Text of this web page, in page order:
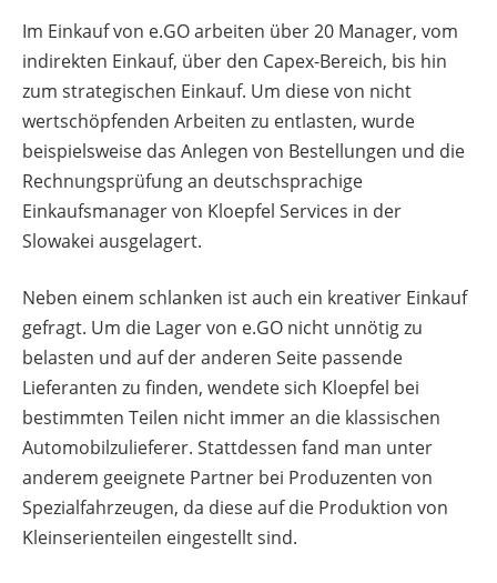
Im Einkauf von e.GO arbeiten über 20 Manager, vom
indirekten Einkauf, über den Capex-Bereich, bis hin
zum strategischen Einkauf. Um diese von nicht
wertschöpfenden Arbeiten zu entlasten, wurde
beispielsweise das Anlegen von Bestellungen und die
Rechnungsprüfung an deutschsprachige
Einkaufsmanager von Kloepfel Services in der
Slowakei ausgelagert.
Neben einem schlanken ist auch ein kreativer Einkauf
gefragt. Um die Lager von e.GO nicht unnötig zu
belasten und auf der anderen Seite passende
Lieferanten zu finden, wendete sich Kloepfel bei
bestimmten Teilen nicht immer an die klassischen
Automobilzulieferer. Stattdessen fand man unter
anderem geeignete Partner bei Produzenten von
Spezialfahrzeugen, da diese auf die Produktion von
Kleinserienteilen eingestellt sind.